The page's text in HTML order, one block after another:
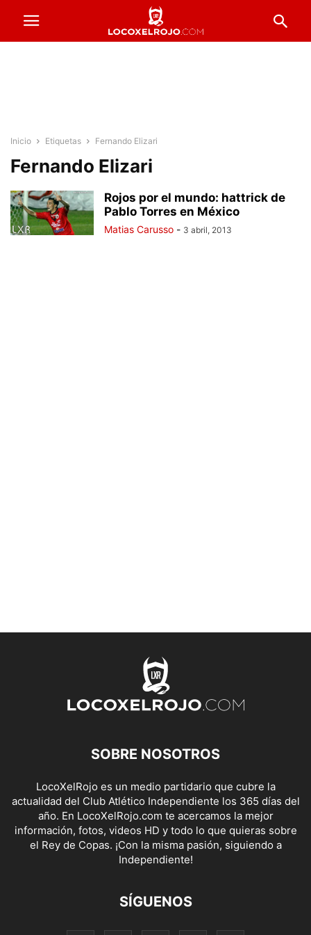
Inicio Etiquetas Fernando Elizari
Fernando Elizari
Rojos por el mundo: hattrick de
Pablo Torres en México
Matias Carusso - 3 abril, 2013
SOBRE NOSOTROS
LocoXelRojo es un medio partidario que cubre la
actualidad del Club Atlético Independiente los 365 días del
año. En LocoXelRojo.com te acercamos la mejor
información, fotos, videos HD y todo lo que quieras sobre
el Rey de Copas. ¡Con la misma pasión, siguiendo a
Independiente!
SÍGUENOS